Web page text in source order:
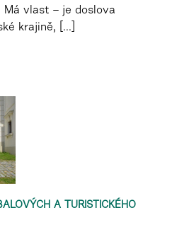
vlast – je doslova
krajině, [...]
A TURISTICKÉHO